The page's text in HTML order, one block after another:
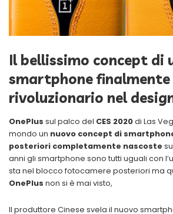
Il bellissimo concept di
smartphone finalmente
rivoluzionario nel
OnePlus sul palco del CES 2020di Las
mondo un nuovo concept di
posteriori completamente nascoste
anni gli smartphone sono tutti uguali con
sta nel blocco fotocamere posteriori ma
OnePlus non si è mai visto,
Il produttore Cinese svela il nuovo